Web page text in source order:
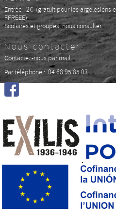
Entrée : 2€ (gratuit pour les argelesiens
FFREEE)
Scolaires et groupes, nous consulter.
Nous contacter:
Contactez-nous par mail
Par téléphone : 04 68 95 85 03